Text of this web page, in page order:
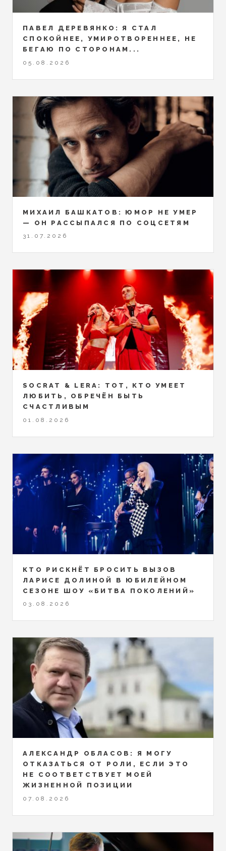
ПАВЕЛ ДЕРЕВЯНКО: Я СТАЛ
СПОКОЙНЕЕ, УМИРОТВОРЕННЕЕ, НЕ
БЕГАЮ ПО СТОРОНАМ...
05.08.2026
МИХАИЛ БАШКАТОВ: ЮМОР НЕ УМЕР
— ОН РАССЫПАЛСЯ ПО СОЦСЕТЯМ
31.07.2026
SOCRAT & LERA: ТОТ, КТО УМЕЕТ
ЛЮБИТЬ, ОБРЕЧЁН БЫТЬ
СЧАСТЛИВЫМ
01.08.2026
КТО РИСКНЁТ БРОСИТЬ ВЫЗОВ
ЛАРИСЕ ДОЛИНОЙ В ЮБИЛЕЙНОМ
СЕЗОНЕ ШОУ «БИТВА ПОКОЛЕНИЙ»
03.08.2026
АЛЕКСАНДР ОБЛАСОВ: Я МОГУ
ОТКАЗАТЬСЯ ОТ РОЛИ, ЕСЛИ ЭТО
НЕ СООТВЕТСТВУЕТ МОЕЙ
ЖИЗНЕННОЙ ПОЗИЦИИ
07.08.2026